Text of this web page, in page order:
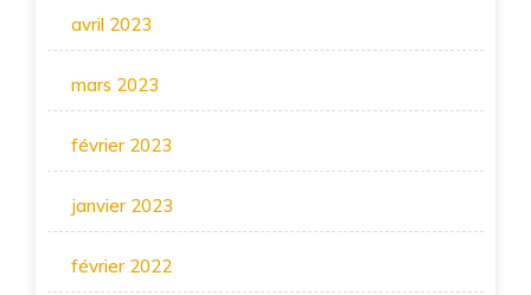
avril 2023
mars 2023
février 2023
janvier 2023
février 2022